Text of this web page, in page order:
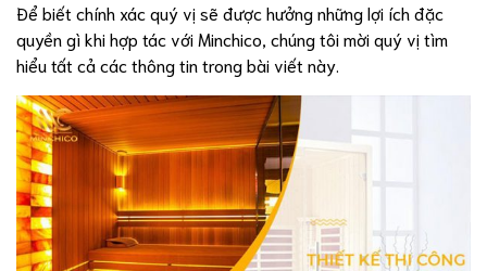
Để biết chính xác quý vị sẽ được hưởng những lợi ích đặc
quyền gì khi hợp tác với Minchico, chúng tôi mời quý vị tìm
hiểu tất cả các thông tin trong bài viết này.